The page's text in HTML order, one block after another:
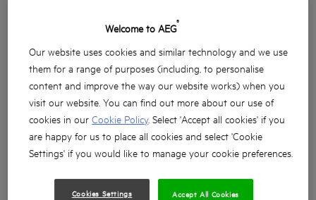
todas as aplicações
Welcome to AEG®
Our website uses cookies and similar technology and we use
them for a range of purposes (including, to personalise
content and improve the way our website works) when you
visit our website. You can find out more about our use of
cookies in ourCookie Policy. Select 'Accept all cookies' if you
are happy for us to place all cookies and select 'Cookie
Settings' if you would like to manage your cookie preferences.
Cookies Settings Accept All Cookies